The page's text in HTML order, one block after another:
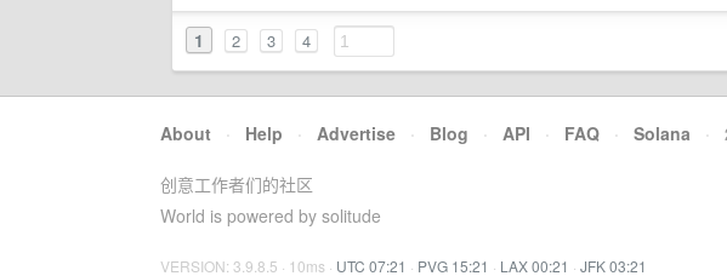
1 2 3 4
About · Help · Advertise · Blog · API · FAQ · Solana ·
创意工作者们的社区
World is powered by solitude
VERSION: 3.9.8.5 · 10ms · UTC 07:21 · PVG 15:21 · LAX 00:21 · JFK 03:21